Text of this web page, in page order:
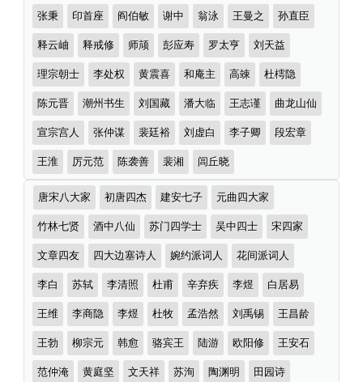
大
全
首）
张秉 印首座 阎伯敏 谢中 翁泳 王曼之 孙直臣
释云岫 释戒修 师颃 彭应寿 罗太亨 刘天益
理宗朝士 李处权 黄震喜 和庵主 高竦 杜樗隐
陈元晋 潮州书生 刘国藏 潘大临 王志谨 曲龙山仙
宣宗宫人 张仲谋 裴廷裕 刘虚白 李子卿 段宏章
王淮 厉元范 陈袭善 裴湘 闾丘晓
诗
词
分
类
唐宋八大家 初唐四杰 建安七子 元曲四大家
竹林七贤 酒中八仙 苏门四学士 吴中四士 宋四家
文章四友 四大边塞诗人 婉约派词人 花间派词人
李白 苏轼 李清照 杜甫 辛弃疾 李煜 白居易
王维 李商隐 李煜 杜牧 孟浩然 刘禹锡 王昌龄
王勃 柳宗元 韩愈 骆宾王 陆游 欧阳修 王安石
范仲淹 黄庭坚 文天祥 苏洵 陶渊明 田园诗